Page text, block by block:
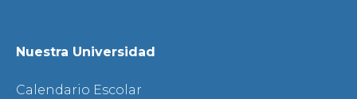
Nuestra Universidad
Calendario Escolar